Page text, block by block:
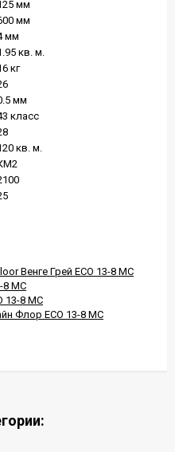
мм
мм
мм
кв. м.
кг
мм
класс
кв. м.
Венге Грей ЕСО 13-8 MC
MC
8 MC
Флор ЕСО 13-8 MC